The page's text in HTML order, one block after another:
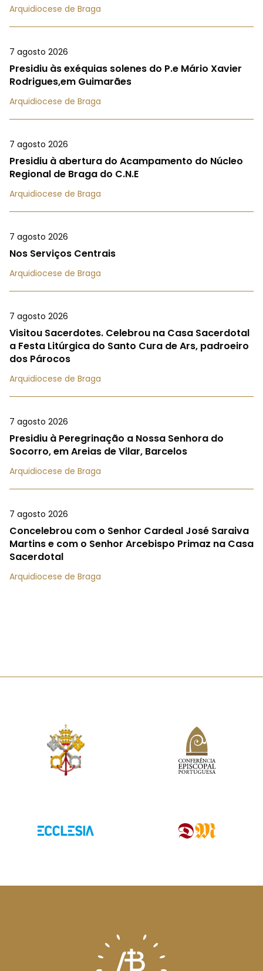
Arquidiocese de Braga
7 agosto 2026
Presidiu às exéquias solenes do P.e Mário Xavier
Rodrigues,em Guimarães
Arquidiocese de Braga
7 agosto 2026
Presidiu à abertura do Acampamento do Núcleo
Regional de Braga do C.N.E
Arquidiocese de Braga
7 agosto 2026
Nos Serviços Centrais
Arquidiocese de Braga
7 agosto 2026
Visitou Sacerdotes. Celebrou na Casa Sacerdotal
a Festa Litúrgica do Santo Cura de Ars, padroeiro
dos Párocos
Arquidiocese de Braga
7 agosto 2026
Presidiu à Peregrinação a Nossa Senhora do
Socorro, em Areias de Vilar, Barcelos
Arquidiocese de Braga
7 agosto 2026
Concelebrou com o Senhor Cardeal José Saraiva
Martins e com o Senhor Arcebispo Primaz na Casa
Sacerdotal
Arquidiocese de Braga